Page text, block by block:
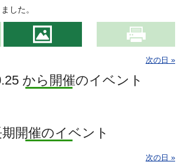
した。
次の日 »
から開催のイベント
開催のイベント
次の日 »